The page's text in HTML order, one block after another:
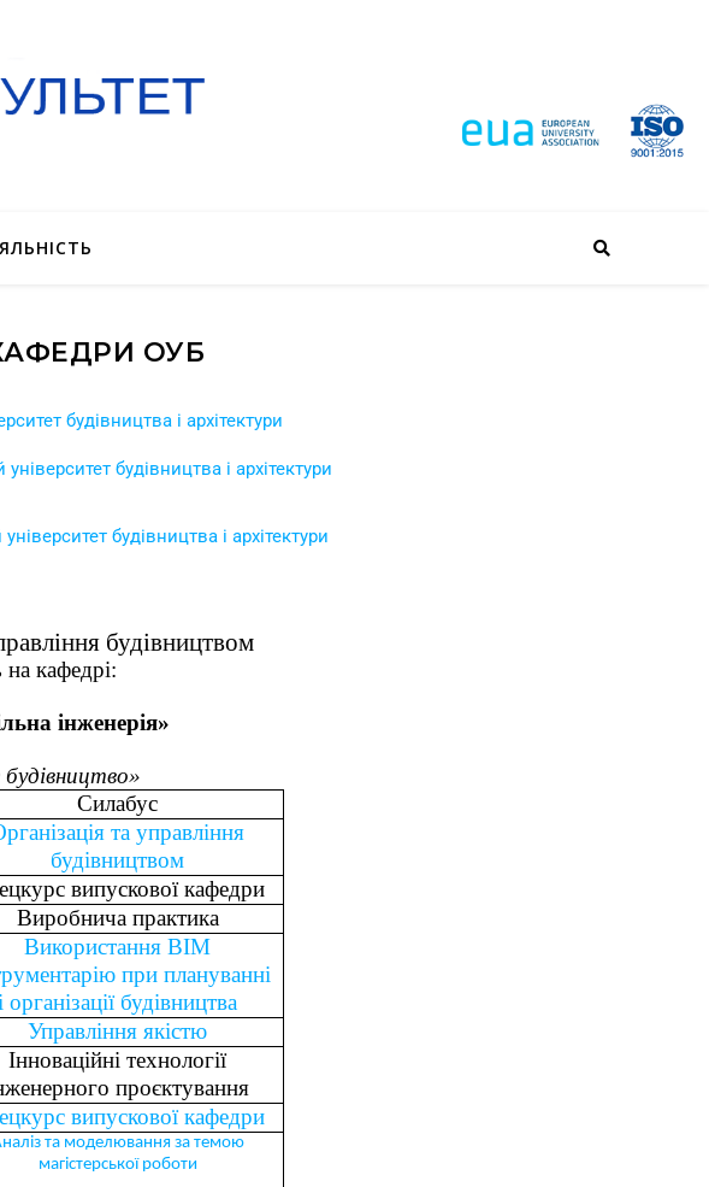
ОУБ
будівництва i архітектури
будівництва i архітектури
будівництва i архітектури
будівництвом
кафедрі:
інженерія»
будівництво»
Силабус
та управління
будівництвом
випускової кафедри
Виробнича практика
Використання BIM
при плануванні
організації будівництва
Управління якістю
Інноваційні технології
проєктування
випускової кафедри
та моделювання за темою
магістерської роботи